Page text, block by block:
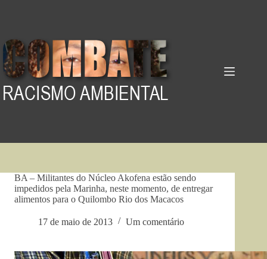
BA – Militantes do Núcleo Akofena estão sendo
impedidos pela Marinha, neste momento, de entregar
alimentos para o Quilombo Rio dos Macacos
17 de maio de 2013 Um comentário